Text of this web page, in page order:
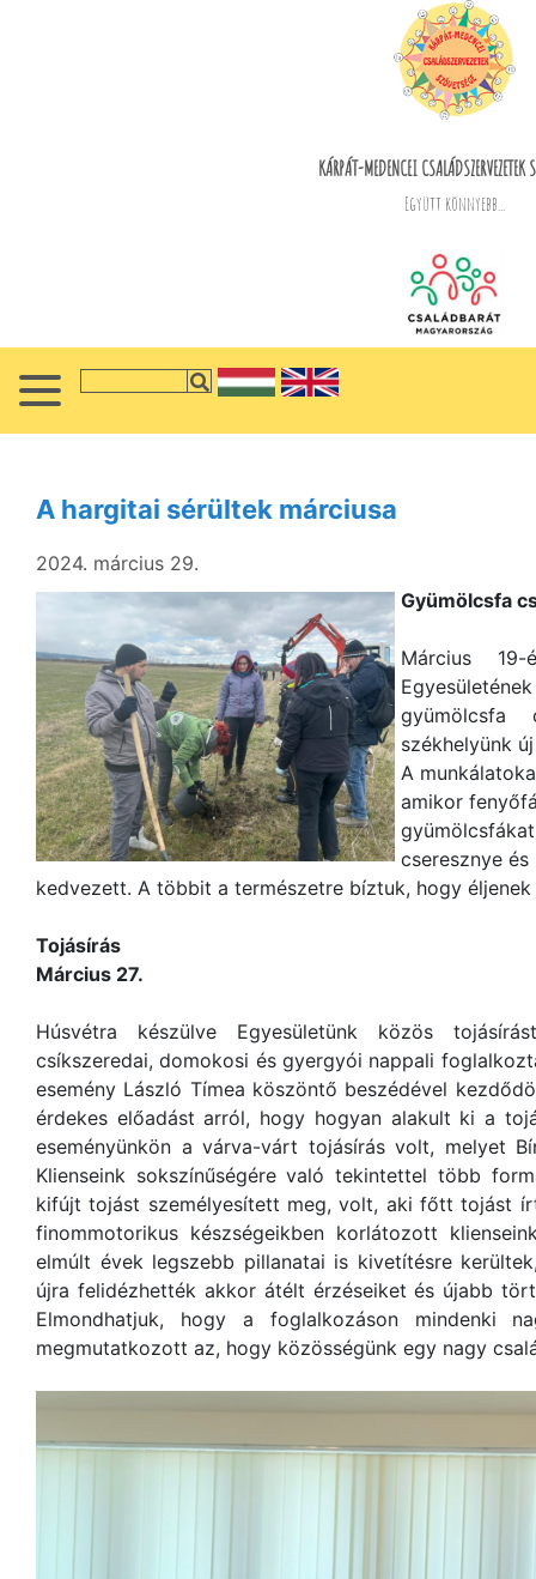
KÁRPÁT-MEDENCEI CSALÁDSZERVEZETEK
Együtt könnyebb...
A hargitai sérültek márciusa
2024. március 29.
Gyümölcsfa
Március
gyümölcsfa
székhelyünk
A
amikor
cseresznye
kedvezett. A többit a természetre bíztuk, hogy
Tojásírás
Március 27.
Húsvétra készülve Egyesületünk közös
csíkszeredai, domokosi és gyergyói nappali
esemény László Tímea köszöntő beszédével
érdekes előadást arról, hogy hogyan alakult ki a
eseményünkön a várva-várt tojásírás volt, melyet
Klienseink sokszínűségére való tekintettel több
kifújt tojást személyesített meg, volt, aki főtt tojást
finommotorikus készségeikben korlátozott
elmúlt évek legszebb pillanatai is kivetítésre
újra felidézhették akkor átélt érzéseiket és újabb
Elmondhatjuk, hogy a foglalkozáson mindenki
megmutatkozott az, hogy közösségünk egy nagy